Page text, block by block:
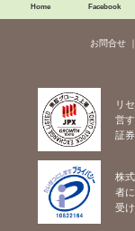
Home Facebook
お問合せ
リ
営
証
株
者
受